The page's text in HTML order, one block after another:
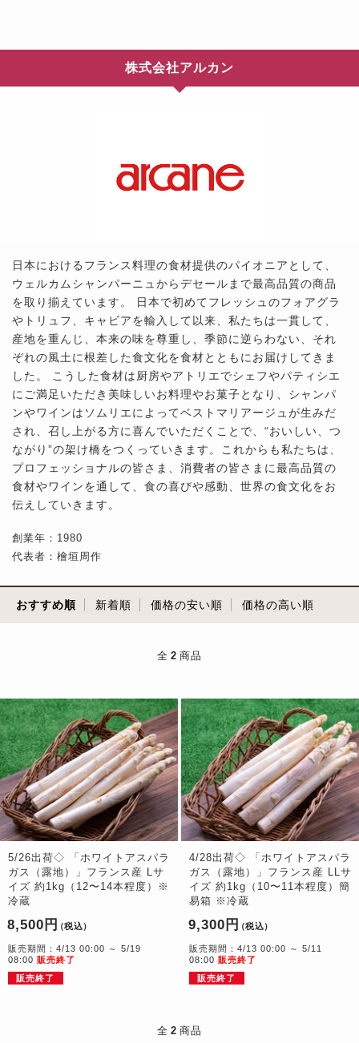
株式会社アルカン
日本におけるフランス料理の食材提供のパイオニアとして、
ウェルカムシャンパーニュからデセールまで最高品質の商品
を取り揃えています。 日本で初めてフレッシュのフォアグラ
やトリュフ、キャビアを輸入して以来、私たちは一貫して、
産地を重んじ、本来の味を尊重し、季節に逆らわない、それ
ぞれの風土に根差した食文化を食材とともにお届けしてきま
した。 こうした食材は厨房やアトリエでシェフやパティシエ
にご満足いただき美味しいお料理やお菓子となり、シャンパ
ンやワインはソムリエによってベストマリアージュが生みだ
され、召し上がる方に喜んでいただくことで、“おいしい、つ
ながり”の架け橋をつくっていきます。これからも私たちは、
プロフェッショナルの皆さま、消費者の皆さまに最高品質の
食材やワインを通して、食の喜びや感動、世界の食文化をお
伝えしていきます。
創業年：1980
代表者：檜垣周作
おすすめ順 新着順 価格の安い順 価格の高い順
全 2 商品
5/26出荷◇ 「ホワイトアスパラ
ガス（露地）」フランス産 Lサ
イズ 約1kg（12〜14本程度）※
冷蔵
8,500円 （税込）
販売期間：4/13 00:00 ～ 5/19
08:00 販売終了
販売終了
4/28出荷◇ 「ホワイトアスパラ
ガス（露地）」フランス産 LLサ
イズ 約1kg（10〜11本程度）簡
易箱 ※冷蔵
9,300円 （税込）
販売期間：4/13 00:00 ～ 5/11
08:00 販売終了
販売終了
全 2 商品